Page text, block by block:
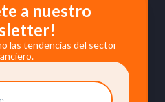
a nuestro
las tendencias del sector